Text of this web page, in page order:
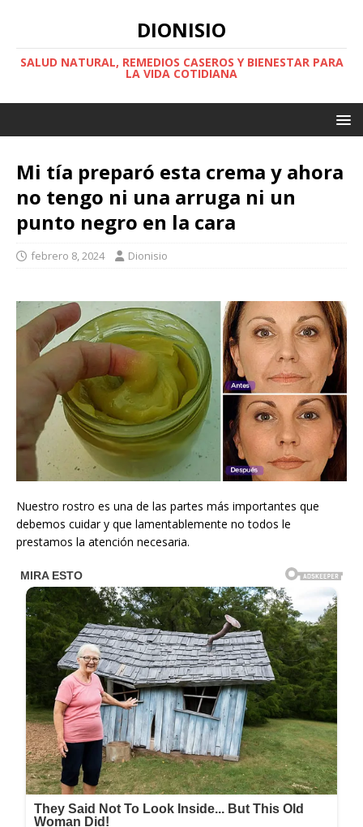
DIONISIO
SALUD NATURAL, REMEDIOS CASEROS Y BIENESTAR PARA
LA VIDA COTIDIANA
Mi tía preparó esta crema y ahora
no tengo ni una arruga ni un
punto negro en la cara
febrero 8, 2024 Dionisio
Nuestro rostro es una de las partes más importantes que
debemos cuidar y que lamentablemente no todos le
prestamos la atención necesaria.